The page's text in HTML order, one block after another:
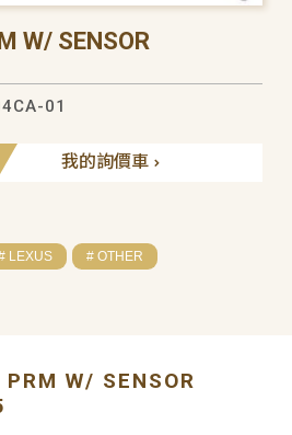
W/ SENSOR
01
我的詢價車
LEXUS # OTHER
PRM W/ SENSOR